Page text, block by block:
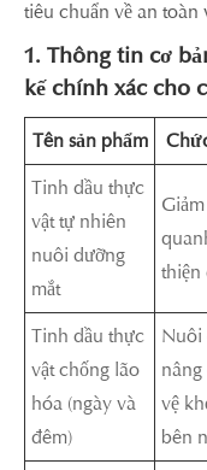
tiêu chuẩn về an toàn
1. Thông tin cơ
kế chính xác cho
Tên sản phẩm
Tinh dầu thực
vật tự nhiên
nuôi dưỡng
mắt
thiện
Tinh dầu thực
vật chống lão
hóa (ngày và
đêm)
Nuôi
nâng
vệ
bên